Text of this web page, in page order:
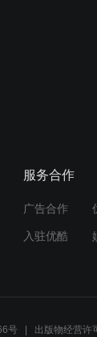
服务合作
广告合作
入驻优酷
号 出版物经营许